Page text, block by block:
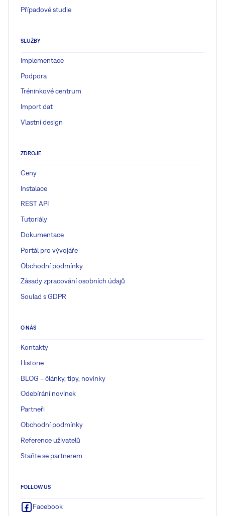
Případové studie
SLUŽBY
Implementace
Podpora
Tréninkové centrum
Import dat
Vlastní design
ZDROJE
Ceny
Instalace
REST API
Tutoriály
Dokumentace
Portál pro vývojáře
Obchodní podmínky
Zásady zpracování osobních údajů
Soulad s GDPR
O NÁS
Kontakty
Historie
BLOG – články, tipy, novinky
Odebírání novinek
Partneři
Obchodní podmínky
Reference uživatelů
Staňte se partnerem
FOLLOW US
Facebook